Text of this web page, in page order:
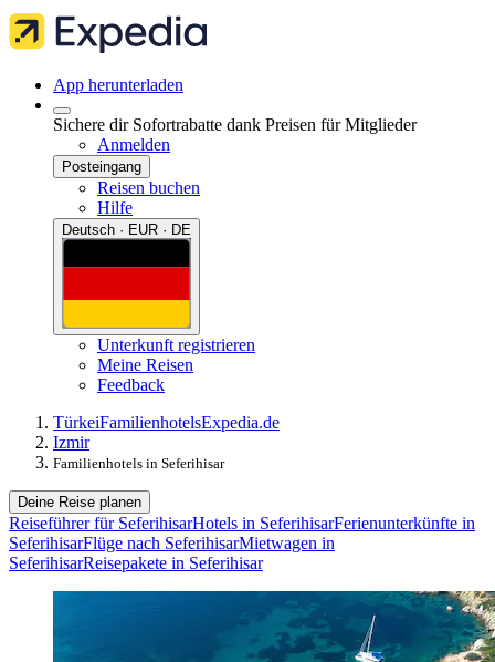
App herunterladen
Sichere dir Sofortrabatte dank Preisen für Mitglieder
Anmelden
Posteingang
Reisen buchen
Hilfe
Deutsch · EUR · DE
Unterkunft registrieren
Meine Reisen
Feedback
TürkeiFamilienhotelsExpedia.de
Izmir
Familienhotels in Seferihisar
Deine Reise planen
Reiseführer für SeferihisarHotels in SeferihisarFerienunterkünfte in
SeferihisarFlüge nach SeferihisarMietwagen in
SeferihisarReisepakete in Seferihisar